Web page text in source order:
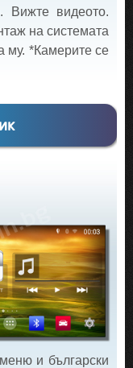
Вижте видеото.
на системата
му. *Камерите се
и български